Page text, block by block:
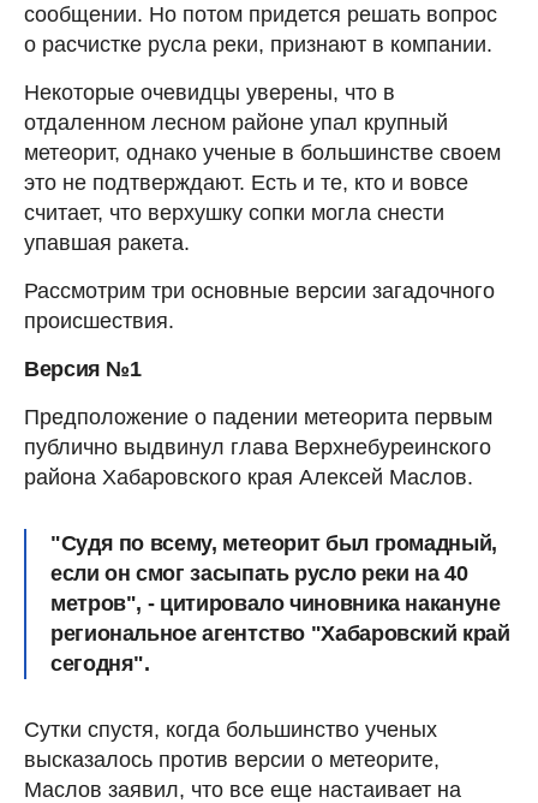
сообщении. Но потом придется решать вопрос
о расчистке русла реки, признают в компании.
Некоторые очевидцы уверены, что в
отдаленном лесном районе упал крупный
метеорит, однако ученые в большинстве своем
это не подтверждают. Есть и те, кто и вовсе
считает, что верхушку сопки могла снести
упавшая ракета.
Рассмотрим три основные версии загадочного
происшествия.
Версия №1
Предположение о падении метеорита первым
публично выдвинул глава Верхнебуреинского
района Хабаровского края Алексей Маслов.
"Судя по всему, метеорит был громадный,
если он смог засыпать русло реки на 40
метров", - цитировало чиновника накануне
региональное агентство "Хабаровский край
сегодня".
Сутки спустя, когда большинство ученых
высказалось против версии о метеорите,
Маслов заявил, что все еще настаивает на